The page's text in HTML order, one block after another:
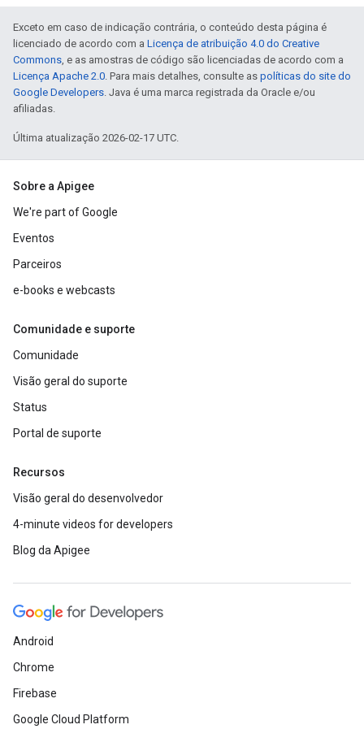
Exceto em caso de indicação contrária, o conteúdo desta página é
licenciado de acordo com a Licença de atribuição 4.0 do Creative
Commons, e as amostras de código são licenciadas de acordo com a
Licença Apache 2.0. Para mais detalhes, consulte as políticas do site do
Google Developers. Java é uma marca registrada da Oracle e/ou
afiliadas.
Última atualização 2026-02-17 UTC.
Sobre a Apigee
We're part of Google
Eventos
Parceiros
e-books e webcasts
Comunidade e suporte
Comunidade
Visão geral do suporte
Status
Portal de suporte
Recursos
Visão geral do desenvolvedor
4-minute videos for developers
Blog da Apigee
Android
Chrome
Firebase
Google Cloud Platform